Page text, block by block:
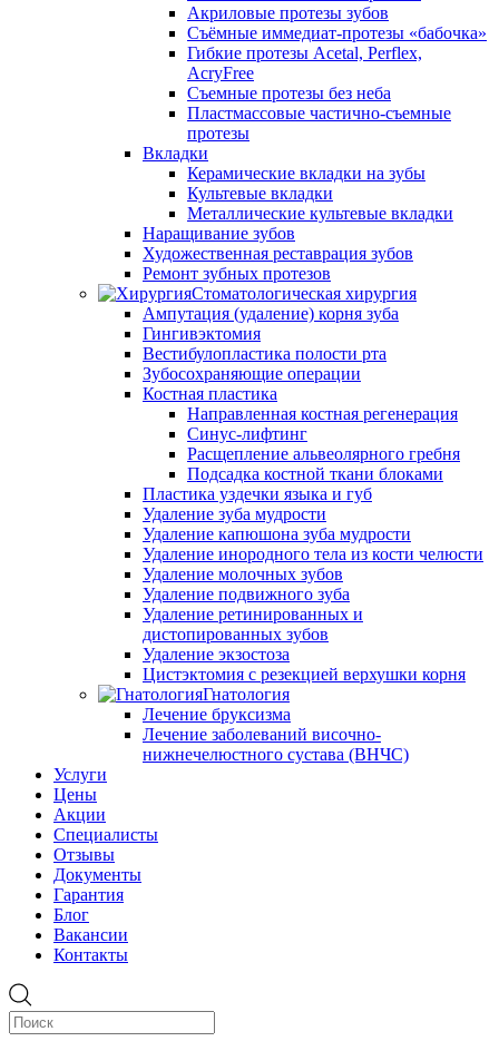
Акриловые протезы зубов
Съёмные иммедиат‑протезы «бабочка»
Гибкие протезы Acetal, Perflex,
AcryFree
Съемные протезы без неба
Пластмассовые частично-съемные
протезы
Вкладки
Керамические вкладки на зубы
Культевые вкладки
Металлические культевые вкладки
Наращивание зубов
Художественная реставрация зубов
Ремонт зубных протезов
Стоматологическая хирургия
Ампутация (удаление) корня зуба
Гингивэктомия
Вестибулопластика полости рта
Зубосохраняющие операции
Костная пластика
Направленная костная регенерация
Синус-лифтинг
Расщепление альвеолярного гребня
Подсадка костной ткани блоками
Пластика уздечки языка и губ
Удаление зуба мудрости
Удаление капюшона зуба мудрости
Удаление инородного тела из кости челюсти
Удаление молочных зубов
Удаление подвижного зуба
Удаление ретинированных и
дистопированных зубов
Удаление экзостоза
Цистэктомия с резекцией верхушки корня
Гнатология
Лечение бруксизма
Лечение заболеваний височно-
нижнечелюстного сустава (ВНЧС)
Услуги
Цены
Акции
Специалисты
Отзывы
Документы
Гарантия
Блог
Вакансии
Контакты